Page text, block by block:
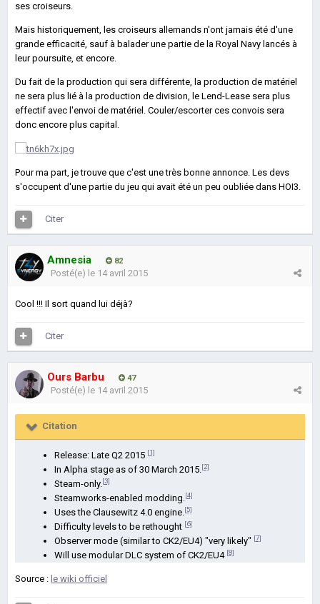
ses croiseurs.
Mais historiquement, les croiseurs allemands n'ont jamais été d'une
grande efficacité, sauf à balader une partie de la Royal Navy lancés à
leur poursuite, et encore.
Du fait de la production qui sera différente, la production de matériel
ne sera plus lié à la production de division, le Lend-Lease sera plus
effectif avec l'envoi de matériel. Couler/escorter ces convois sera
donc encore plus capital.
Pour ma part, je trouve que c'est une très bonne annonce. Les devs
s'occupent d'une partie du jeu qui avait été un peu oubliée dans HOI3.
Citer
Amnesia 82
Posté(e) le 14 avril 2015
Cool !!! Il sort quand lui déjà?
Citer
Ours Barbu 47
Posté(e) le 14 avril 2015
Citation
Release: Late Q2 2015 [1]
In Alpha stage as of 30 March 2015. [2]
Steam-only. [3]
Steamworks-enabled modding. [4]
Uses the Clausewitz 4.0 engine. [5]
Difficulty levels to be rethought [6]
Observer mode (similar to CK2/EU4) "very likely" [7]
Will use modular DLC system of CK2/EU4 [8]
Source : le wiki officiel